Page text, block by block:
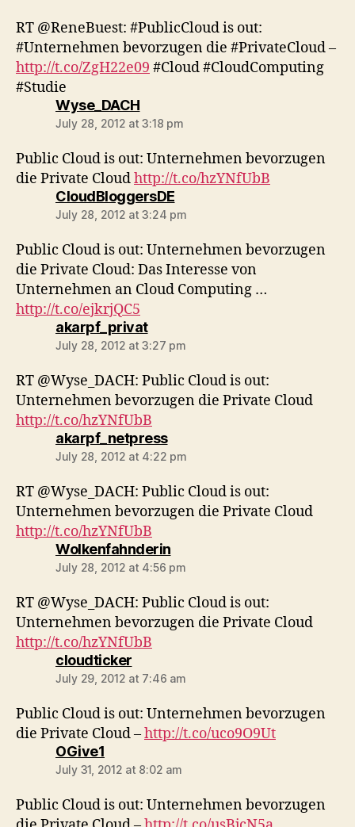
RT @ReneBuest: #PublicCloud is out:
#Unternehmen bevorzugen die #PrivateCloud –
http://t.co/ZgH22e09 #Cloud #CloudComputing
#Studie
Wyse_DACHsays:
July 28, 2012 at 3:18 pm
Public Cloud is out: Unternehmen bevorzugen
die Private Cloudhttp://t.co/hzYNfUbB
CloudBloggersDEsays:
July 28, 2012 at 3:24 pm
Public Cloud is out: Unternehmen bevorzugen
die Private Cloud: Das Interesse von
Unternehmen an Cloud Computing …
http://t.co/ejkrjQC5
akarpf_privatsays:
July 28, 2012 at 3:27 pm
RT @Wyse_DACH: Public Cloud is out:
Unternehmen bevorzugen die Private Cloud
http://t.co/hzYNfUbB
akarpf_netpresssays:
July 28, 2012 at 4:22 pm
RT @Wyse_DACH: Public Cloud is out:
Unternehmen bevorzugen die Private Cloud
http://t.co/hzYNfUbB
Wolkenfahnderinsays:
July 28, 2012 at 4:56 pm
RT @Wyse_DACH: Public Cloud is out:
Unternehmen bevorzugen die Private Cloud
http://t.co/hzYNfUbB
cloudtickersays:
July 29, 2012 at 7:46 am
Public Cloud is out: Unternehmen bevorzugen
die Private Cloud –http://t.co/uco9O9Ut
OGive1
July 31, 2012 at 8:02 am
Public Cloud is out: Unternehmen bevorzugen